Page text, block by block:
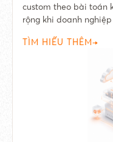
custom theo bài toán
rộng khi doanh
TÌM HIỂU THÊM→